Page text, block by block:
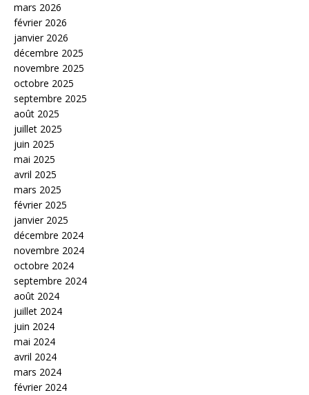
mars 2026
février 2026
janvier 2026
décembre 2025
novembre 2025
octobre 2025
septembre 2025
août 2025
juillet 2025
juin 2025
mai 2025
avril 2025
mars 2025
février 2025
janvier 2025
décembre 2024
novembre 2024
octobre 2024
septembre 2024
août 2024
juillet 2024
juin 2024
mai 2024
avril 2024
mars 2024
février 2024